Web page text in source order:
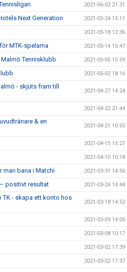
2021-06-02 21:31
Next Generation 2021-05-24 15:11
2021-05-18 12:36
MTK-spelarna 2021-05-14 15:47
Tennisklubb 2021-05-05 15:59
2021-05-02 18:16
- skjuts fram till
2021-04-27 14:24
2021-04-22 21:44
& en
2021-04-21 10:55
2021-04-15 15:27
2021-04-10 10:18
man bana i Matchi 2021-03-31 14:56
positivt resultat 2021-03-24 14:44
- skapa ett konto hos
2021-03-18 14:52
2021-03-09 14:00
2021-03-08 10:17
2021-03-02 17:39
2021-03-02 17:37